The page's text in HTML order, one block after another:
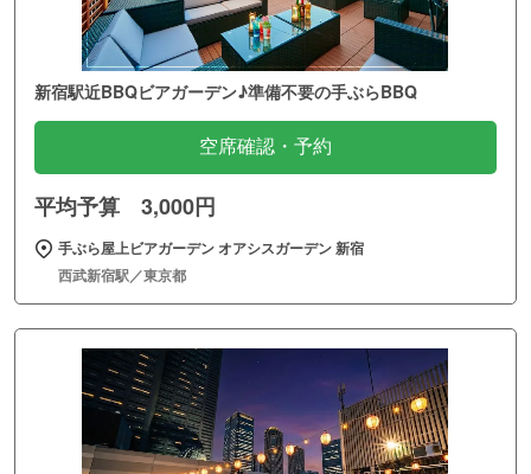
新宿駅近BBQビアガーデン♪準備不要の手ぶらBBQ
空席確認・予約
平均予算 3,000円
手ぶら屋上ビアガーデン オアシスガーデン 新宿
西武新宿駅／東京都